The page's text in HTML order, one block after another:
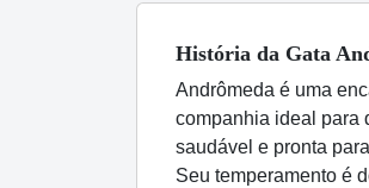
História da Gata
Andrômeda é uma
companhia ideal para
saudável e pronta
Seu temperamento é